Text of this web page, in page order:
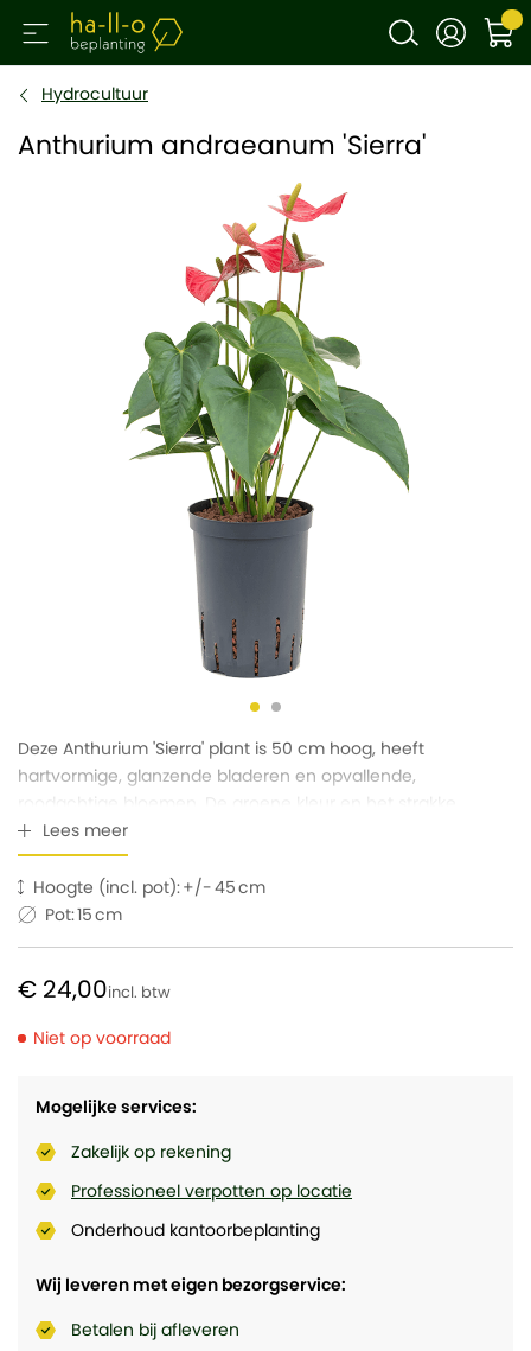
Hydrocultuur
Anthurium andraeanum 'Sierra'
Hoogte (incl. pot):
45
Pot:15
Mogelijke services:
Zakelijk op rekening
Professioneel verpotten op locatie
Onderhoud kantoorbeplanting
Wij leveren met eigen bezorgservice:
Betalen bij afleveren
Deze Anthurium 'Sierra' plant is 50 cm hoog, heeft
hartvormige, glanzende bladeren en opvallende,
uiterlijk maken het een stijlvolle keuze voor elk kantoor.
Lees meer
€ 24,00
Niet op voorraad